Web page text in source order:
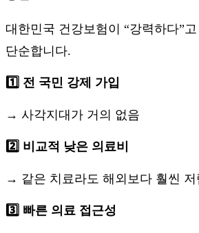
대한민국 건강보험이 “강력하다”
단순합니다.
1️⃣ 전 국민 강제 가입
→ 사각지대가 거의 없음
2️⃣ 비교적 낮은 의료비
→ 같은 치료라도 해외보다 훨씬 저
3️⃣ 빠른 의료 접근성